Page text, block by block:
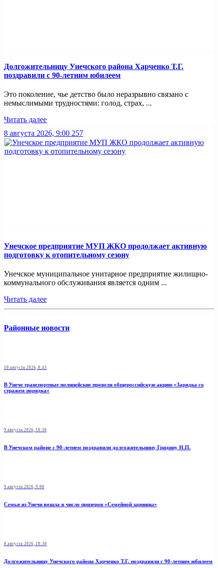
Долгожительницу Унечского района Харченко Т.Г.
поздравили с 90-летним юбилеем
Это поколение, чье детство было неразрывно связано с
немыслимыми трудностями: голод, страх, ...
Читать далее
8 августа 2026, 9:00 257
Унечское предприятие МУП ЖКО продолжает активную
подготовку к отопительному сезону
Унечское муниципальное унитарное предприятие жилищно-
коммунального обслуживания является одним ...
Читать далее
Районные новости
10 августа 2026, 8:43
В Унече транспортные полицейские провели общероссийскую акцию «Зарядка со
стражем порядка»
9 августа 2026, 10:30
В Унечском районе с 90-летием поздравили долгожительницу Гридину Н.П.
9 августа 2026, 9:00
Семья из Унечи вошла в число призеров «Семейной зарницы»
8 августа 2026, 10:30
Долгожительницу Унечского района Харченко Т.Г. поздравили с 90-летним юбилеем